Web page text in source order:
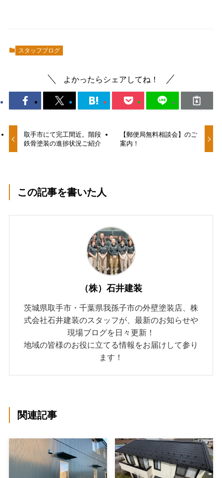
スタッフブログ
よかったらシェアしてね！
取手市にて完工間近。階段
鉄骨塗装の進捗状況ご紹介
【郵便局無料相談会】のご
案内！
この記事を書いた人
（株）石井建装
茨城県取手市・千葉県我孫子市の外壁塗装店、株
式会社石井建装のスタッフが、最新のお知らせや
現場ブログを日々更新！
地域の皆様のお役に立てる情報をお届けして参り
ます！
関連記事